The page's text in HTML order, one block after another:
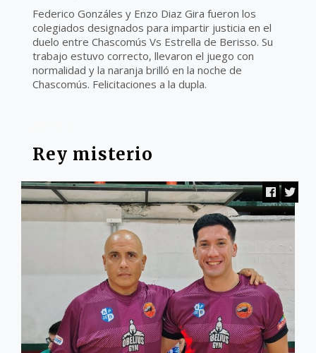
Federico Gonzáles y Enzo Diaz Gira fueron los
colegiados designados para impartir justicia en el
duelo entre Chascomús Vs Estrella de Berisso. Su
trabajo estuvo correcto, llevaron el juego con
normalidad y la naranja brilló en la noche de
Chascomús. Felicitaciones a la dupla.
Rey misterio